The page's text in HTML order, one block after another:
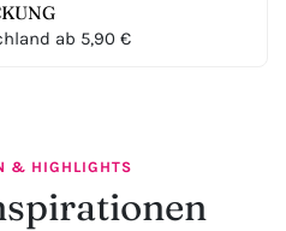
ab 5,90 €
& HIGHLIGHTS